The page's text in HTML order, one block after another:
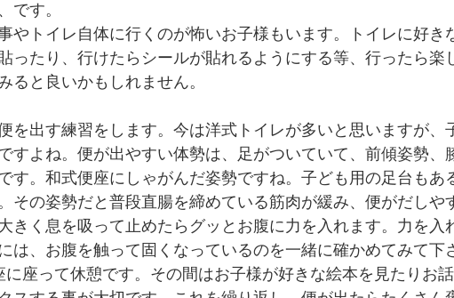
です。
やトイレ自体に行くのが怖いお子様もいます。トイレに好き
ったり、行けたらシールが貼れるようにする等、行ったら楽
ると良いかもしれません。
を出す練習をします。今は洋式トイレが多いと思いますが、
すよね。便が出やすい体勢は、足がついていて、前傾姿勢、
す。和式便座にしゃがんだ姿勢ですね。子ども用の足台もあ
その姿勢だと普段直腸を締めている筋肉が緩み、便がだしや
きく息を吸って止めたらグッとお腹に力を入れます。力を入
は、お腹を触って固くなっているのを一緒に確かめてみて下
に座って休憩です。その間はお子様が好きな絵本を見たりお